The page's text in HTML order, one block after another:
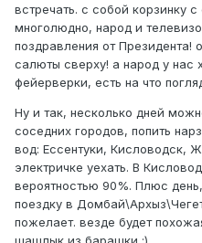
встречать. с собой корзинку
многолюдно, народ и
поздравления от Президента!
салюты сверху! а народ у нас
фейерверки, есть на что
Ну и так, несколько дней
соседних городов, попить
вод: Ессентуки, Кисловодск,
электричке уехать. В
вероятностью 90%. Плюс
поездку в
пожелает. везде будет